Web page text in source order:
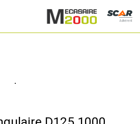
Adhérent